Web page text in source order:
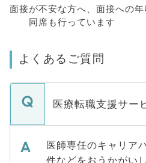
面接が不安な方へ、 面接への
同席も行っています
年
よくあるご質問
医療転職支援サー
医師専任のキャリア
件などをおうかがい